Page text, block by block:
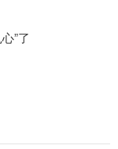
”了